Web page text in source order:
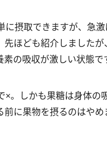
に摂取できますが、急
先ほども紹介しました
の吸収が激しい状態で
×。しかも果糖は身体の
に果物を摂るのはやめ